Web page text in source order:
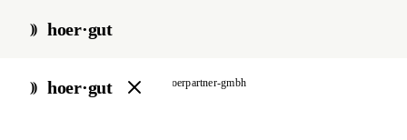
hoer·gut
hoer·gut
start / akustiker / berlin hoerpartner-gmbh